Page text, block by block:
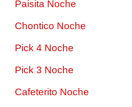
Paisita Noche
Chontico Noche
Pick 4 Noche
Pick 3 Noche
Cafeterito Noche